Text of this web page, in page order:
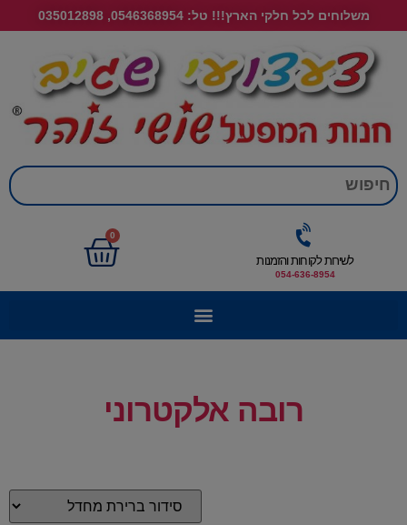
משלוחים לכל חלקי הארץ!!! טל: 0546368954, 035012898
לשירות לקוחות והזמנות
054-636-8954
0
רובה אלקטרוני